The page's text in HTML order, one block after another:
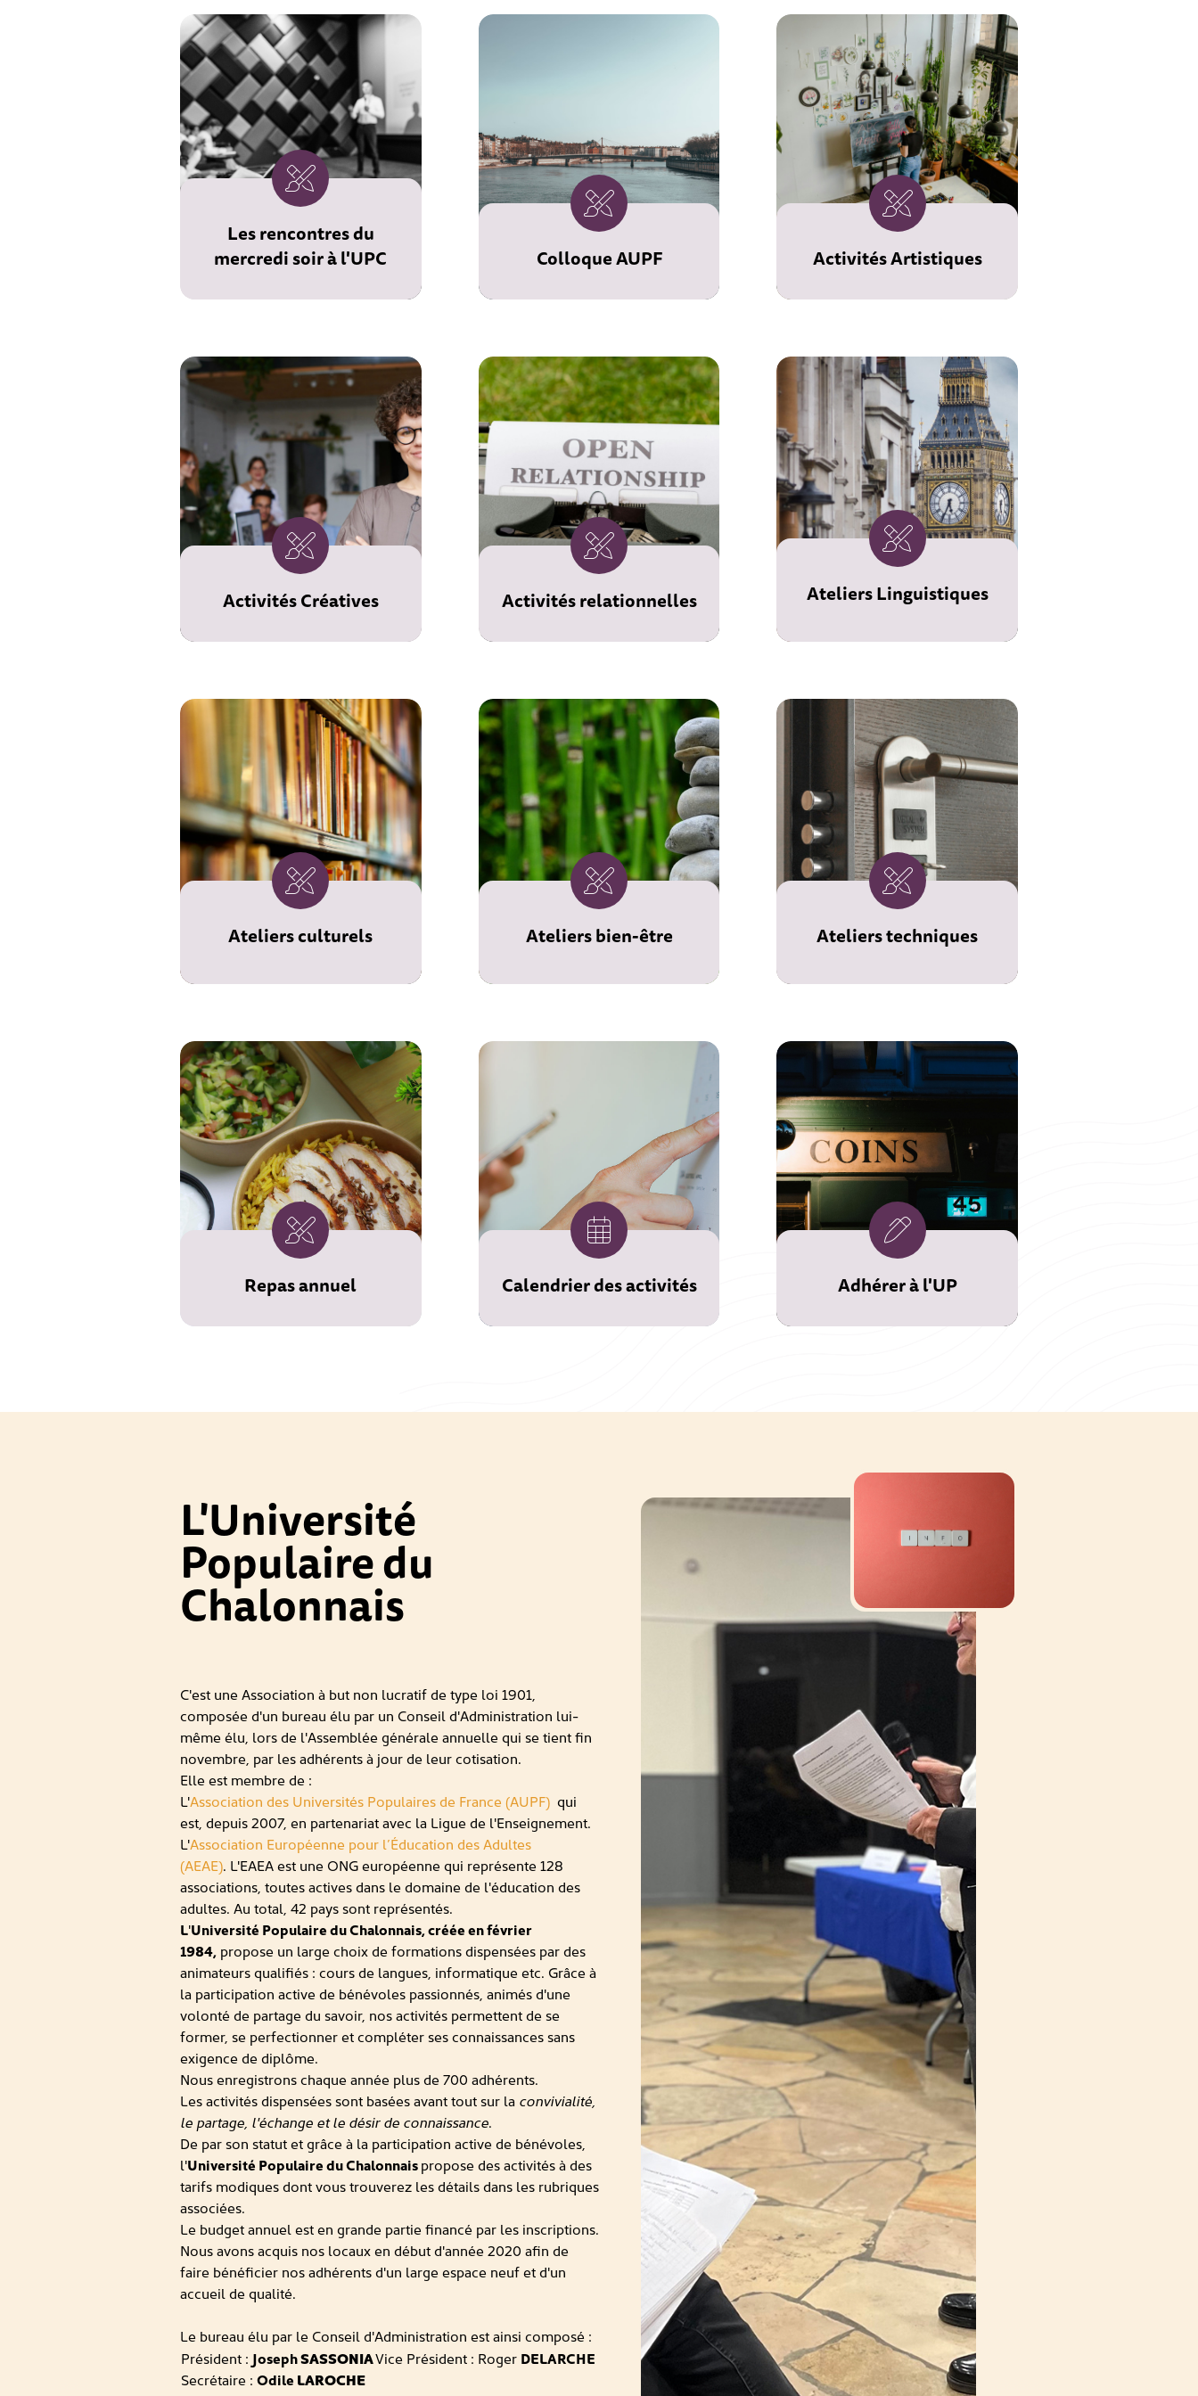
Les rencontres du
mercredi soir à l'UPC
Colloque AUPF
prochains, l'Université
colloque annuel de
l'AUPF.
Cet espace est réservé
exclusivement aux
membres de l'AUPF
pour s'y inscrire
Activités Artistiques
Activités Créatives Activités relationnelles Ateliers Linguistiques
Ateliers culturels Ateliers bien-être Ateliers techniques
Repas annuel Calendrier des activités Adhérer à l'UP
L'Université
Populaire du
Chalonnais
C'est une Association à but non lucratif de type loi 1901,
composée d'un bureau élu par un Conseil d'Administration lui-
même élu, lors de l'Assemblée générale annuelle qui se tient fin
novembre, par les adhérents à jour de leur cotisation.
Elle est membre de :
L'Association des Universités Populaires de France (AUPF) qui
est, depuis 2007, en partenariat avec la Ligue de l'Enseignement.
L'Association Européenne pour l’Éducation des Adultes
(AEAE). L'EAEA est une ONG européenne qui représente 128
associations, toutes actives dans le domaine de l'éducation des
adultes. Au total, 42 pays sont représentés.
L'Université Populaire du Chalonnais, créée en février
1984,propose un large choix de formations dispensées par des
animateurs qualifiés : cours de langues, informatique etc. Grâce à
la participation active de bénévoles passionnés, animés d'une
volonté de partage du savoir, nos activités permettent de se
former, se perfectionner et compléter ses connaissances sans
exigence de diplôme.
Nous enregistrons chaque année plus de 700 adhérents.
Les activités dispensées sont basées avant tout sur la convivialité,
le partage, l'échange et le désir de connaissance.
De par son statut et grâce à la participation active de bénévoles,
l'Université Populaire du Chalonnaispropose des activités à des
tarifs modiques dont vous trouverez les détails dans les rubriques
associées.
Le budget annuel est en grande partie financé par les inscriptions.
Nous avons acquis nos locaux en début d'année 2020 afin de
faire bénéficier nos adhérents d'un large espace neuf et d'un
accueil de qualité.
Le bureau élu par le Conseil d'Administration est ainsi composé :
Président : JosephSASSONIA
Secrétaire : Odile LAROCHE
Vice Président : Roger DELARCHE